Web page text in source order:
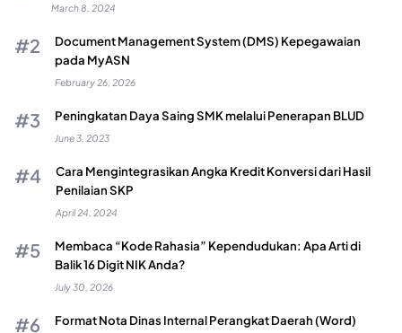
March 8, 2024
Document Management System (DMS) Kepegawaian
pada MyASN
February 26, 2026
Peningkatan Daya Saing SMK melalui Penerapan BLUD
June 3, 2023
Cara Mengintegrasikan Angka Kredit Konversi dari Hasil
Penilaian SKP
April 24, 2024
Membaca “Kode Rahasia” Kependudukan: Apa Arti di
Balik 16 Digit NIK Anda?
July 30, 2026
Format Nota Dinas Internal Perangkat Daerah (Word)